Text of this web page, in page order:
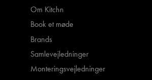
Om Kitchn
Book et møde
Brands
Samlevejledninger
Monteringsvejledninger